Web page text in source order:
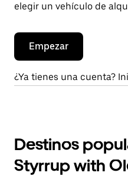
elegir un vehículo de
Empezar
¿Ya tienes una cuenta?
Destinos
Styrrup with